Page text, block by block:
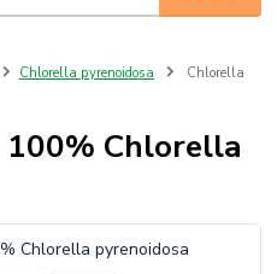
Chlorella pyrenoidosa
Chlorella
Chlorella